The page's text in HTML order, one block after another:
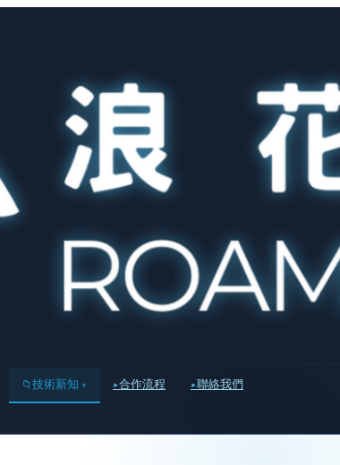
📁技術新知 ▾ ▸合作流程 ▸聯絡我們